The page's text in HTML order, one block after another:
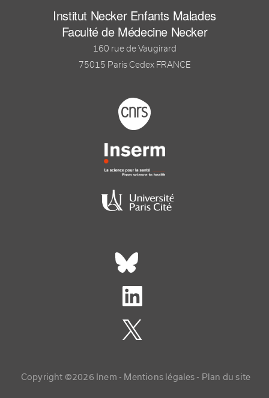
Institut Necker Enfants Malades
Faculté de Médecine Necker
160 rue de Vaugirard
75015 Paris Cedex FRANCE
Footer logo tutelles
Réseaux sociaux footer
Copyright ©2026 Inem - Copyright menu
Mentions légales Plan du site